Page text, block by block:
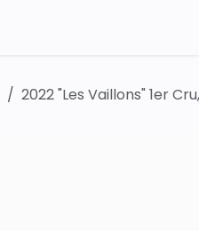
2022 "Les Vaillons" 1er